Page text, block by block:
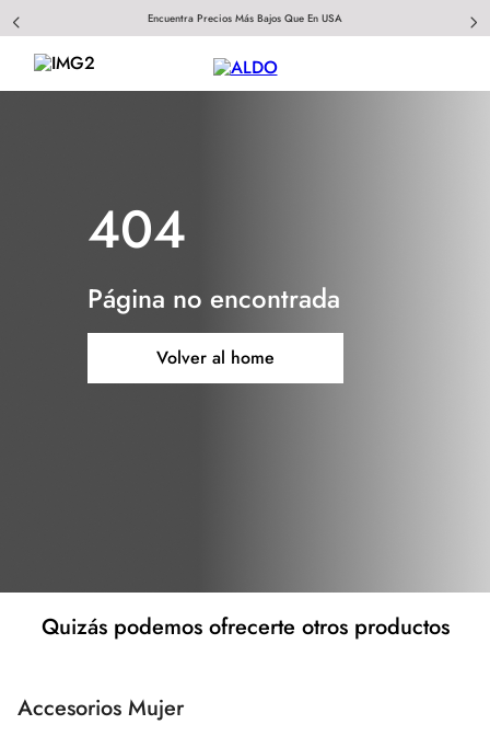
Encuentra Precios Más Bajos Que En USA
404
Página no encontrada
Volver al home
Quizás podemos ofrecerte otros productos
Accesorios Mujer